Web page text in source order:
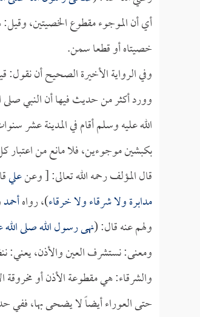
أي أن الموجوء مقطوع الخصيتين،
خصيتاه أو قطعا سمن.
وفي الرواية الأخيرة الصحيح أن
وورد أكثر من حديث فيها أن النبي
الله عليه وسلم أقام في المدينة
بكبشين موجوءين، فلا مانع من
قال المؤلف رحمه الله تعالى: [ وعنعلي
مدابرة ولا شرقاء ولا خرقاء)، رواهأحمد
ولهم عنه قال: (نهى رسول الله صلى
ومعنى: نستشرف العين والأذن، يعني:
والشرقاء: هي مقطوعة الأذن أو مخروقة
حتى العوراء أيضاً لا يضحى بها، ففي